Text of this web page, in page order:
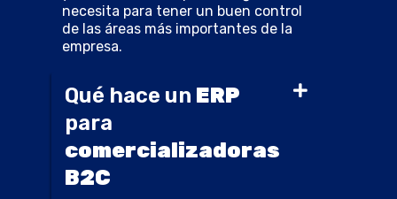
necesita para tener un buen control
de las áreas más importantes de la
empresa.
Qué hace un ERP
para
comercializadoras
B2C